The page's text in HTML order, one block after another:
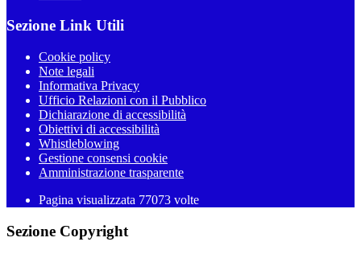
Sezione Link Utili
Cookie policy
Note legali
Informativa Privacy
Ufficio Relazioni con il Pubblico
Dichiarazione di accessibilità
Obiettivi di accessibilità
Whistleblowing
Gestione consensi cookie
Amministrazione trasparente
Pagina visualizzata 77073 volte
Sezione Copyright